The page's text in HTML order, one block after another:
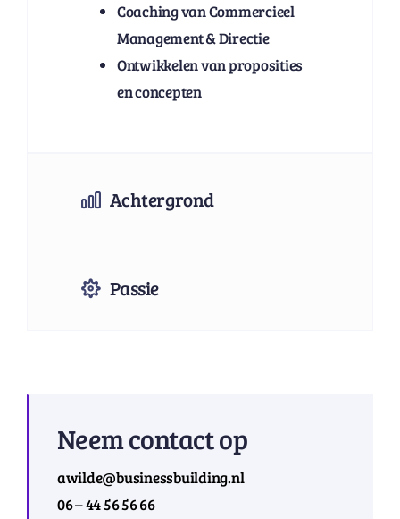
Coaching van Commercieel
Management & Directie
Ontwikkelen van proposities
en concepten
Achtergrond
Passie
Neem contact op
awilde@businessbuilding.nl
06 – 44 56 56 66